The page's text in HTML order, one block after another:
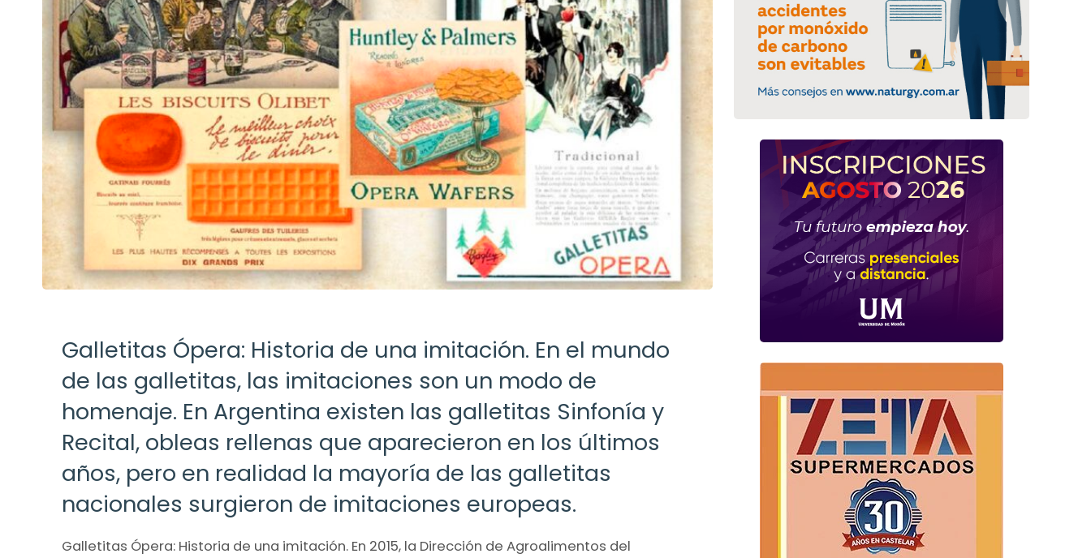
Galletitas Ópera: Historia de una imitación. En el mundo
de las galletitas, las imitaciones son un modo de
homenaje. En Argentina existen las galletitas Sinfonía y
Recital, obleas rellenas que aparecieron en los últimos
años, pero en realidad la mayoría de las galletitas
nacionales surgieron de imitaciones europeas.
Galletitas Ópera: Historia de una imitación. En 2015, la Dirección de Agroalimentos del